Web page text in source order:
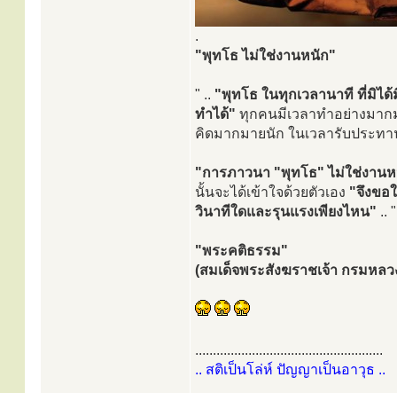
.
"พุทโธ ไม่ใช่งานหนัก"
" .. "พุทโธ ในทุกเวลานาที ที่มิไ
ทำได้" ทุกคนมีเวลาทำอย่างมา
คิดมากมายนัก ในเวลารับประท
"การภาวนา "พุทโธ" ไม่ใช่งาน
นั้นจะได้เข้าใจด้วยตัวเอง "จึงขอ
วินาทีใดและรุนแรงเพียงไหน" .. "
"พระคติธรรม"
(สมเด็จพระสังฆราชเจ้า กรมหล
.....................................................
.. สติเป็นโล่ห์ ปัญญาเป็นอาวุธ ..